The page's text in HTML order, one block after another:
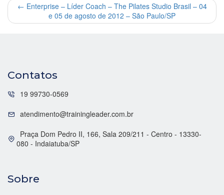
← Enterprise – Líder Coach – The Pilates Studio Brasil – 04
e 05 de agosto de 2012 – São Paulo/SP
Contatos
19 99730-0569
atendimento@trainingleader.com.br
Praça Dom Pedro II, 166, Sala 209/211 - Centro - 13330-
080 - Indaiatuba/SP
Sobre